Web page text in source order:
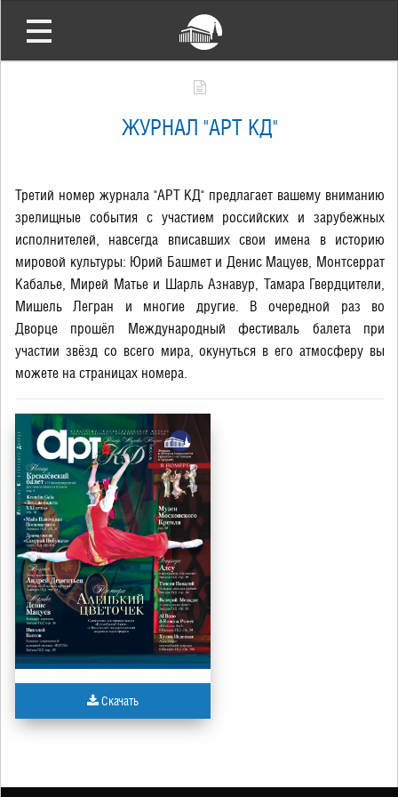
ЖУРНАЛ "АРТ КД"
Третий номер журнала "АРТ КД" предлагает вашему вниманию
зрелищные события с участием российских и зарубежных
исполнителей, навсегда вписавших свои имена в историю
мировой культуры: Юрий Башмет и Денис Мацуев, Монтсеррат
Кабалье, Мирей Матье и Шарль Азнавур, Тамара Гвердцители,
Мишель Легран и многие другие. В очередной раз во
Дворце прошёл Международный фестиваль балета при
участии звёзд со всего мира, окунуться в его атмосферу вы
можете на страницах номера.
Скачать